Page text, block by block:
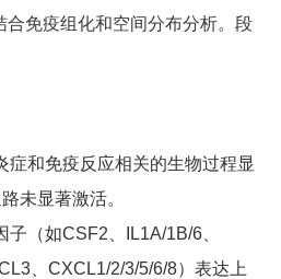
合免疫组化和空间分布分析。段
症和免疫反应相关的生物过程显
未显著激活。
（如CSF2、IL1A/1B/6、
、CXCL1/2/3/5/6/8）表达上